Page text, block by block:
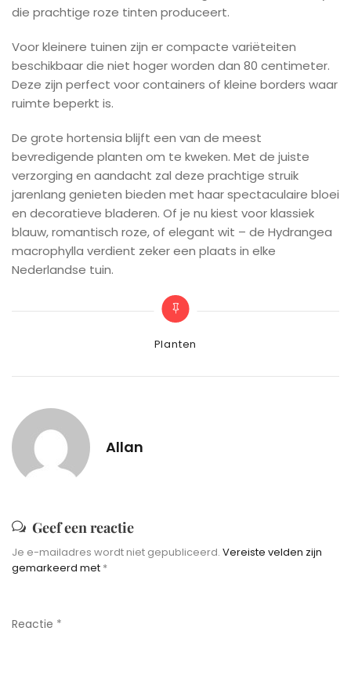
die prachtige roze tinten produceert.
Voor kleinere tuinen zijn er compacte variëteiten
beschikbaar die niet hoger worden dan 80 centimeter.
Deze zijn perfect voor containers of kleine borders waar
ruimte beperkt is.
De grote hortensia blijft een van de meest
bevredigende planten om te kweken. Met de juiste
verzorging en aandacht zal deze prachtige struik
jarenlang genieten bieden met haar spectaculaire bloei
en decoratieve bladeren. Of je nu kiest voor klassiek
blauw, romantisch roze, of elegant wit – de Hydrangea
macrophylla verdient zeker een plaats in elke
Nederlandse tuin.
Categories
Planten
Allan
Geef een reactie
Je e-mailadres wordt niet gepubliceerd. Vereiste velden zijn
gemarkeerd met *
Reactie *